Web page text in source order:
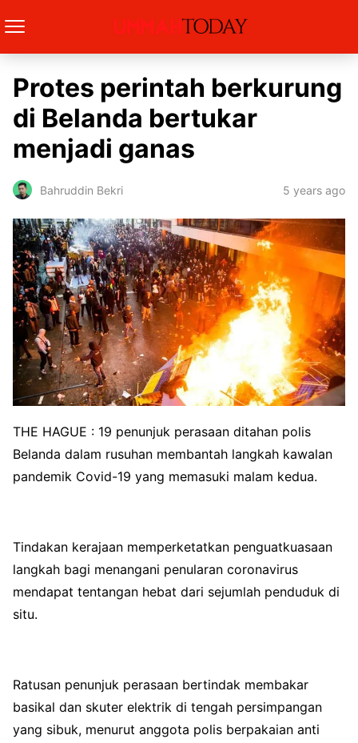
Protes perintah berkurung
di Belanda bertukar
menjadi ganas
Bahruddin Bekri 5 years ago
THE HAGUE : 19 penunjuk perasaan ditahan polis
Belanda dalam rusuhan membantah langkah kawalan
pandemik Covid-19 yang memasuki malam kedua.
Tindakan kerajaan memperketatkan penguatkuasaan
langkah bagi menangani penularan coronavirus
mendapat tentangan hebat dari sejumlah penduduk di
situ.
Ratusan penunjuk perasaan bertindak membakar
basikal dan skuter elektrik di tengah persimpangan
yang sibuk, menurut anggota polis berpakaian anti